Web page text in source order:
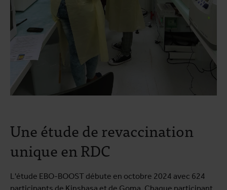
Une étude de revaccination
unique en RDC
L'étude EBO-BOOST débute en octobre 2024 avec 624